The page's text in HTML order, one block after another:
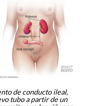
de conducto ileal,
tubo a partir de un